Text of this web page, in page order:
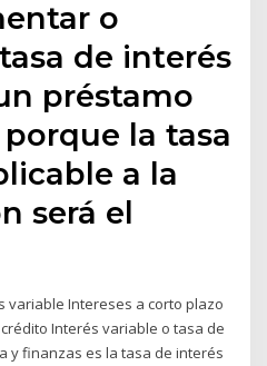
o
de interés
préstamo
la tasa
a la
será el
variable Intereses a corto plazo
Interés variable o tasa de
y finanzas es la tasa de interés